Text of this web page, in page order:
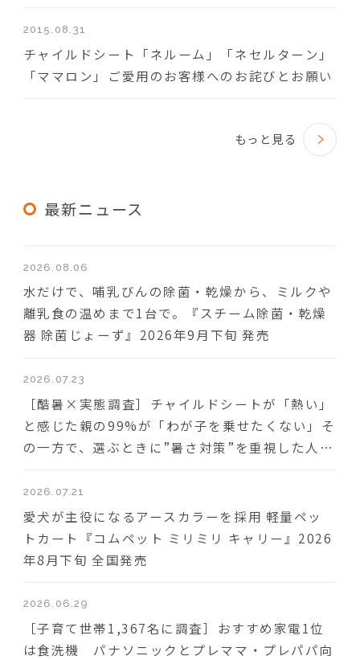
2015.08.31
チャイルドシート「ネルーム」「ネセルターン」
「ママロン」ご愛用のお客様へのお詫びとお願い
もっと見る
最新ニュース
2026.08.06
水だけで、哺乳びんの除菌・乾燥から、ミルクや
離乳食の温めまで1台で。『スチーム除菌・乾燥
器 除菌じょーず』2026年9月下旬 発売
2026.07.23
［酷暑×実態調査］チャイルドシートが「熱い」
と感じた親の99%が「わが子を乗せたくない」そ
の一方で、選ぶときに”暑さ対策”を重視した人は
2026.07.21
愛犬が主役になるアースカラーを採用 軽量ペッ
トカート『コムペット ミリミリ キャリー』2026
年8月下旬 全国発売
2026.06.29
［子育て世帯1,367名に調査］おすすめ家電1位
は食洗機 パナソニックとプレママ・プレパパ向